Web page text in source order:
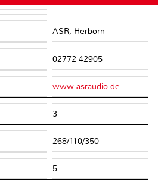
ASR, Herborn
02772 42905
www.asraudio.de
3
268/110/350
5